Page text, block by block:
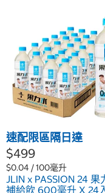
速配限區隔日達
$499
$0.04 / 100毫升
JLIN x PASSION 24 果
補給飲 600毫升 X 24